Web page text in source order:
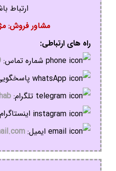
ارتباط
مشاور فروش:
راه های ارتباطی:
شماره تماس:
تلگرام:
ایمیل: